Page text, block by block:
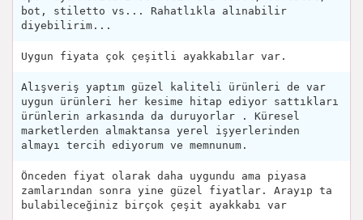
bot, stiletto vs... Rahatlıkla alınabilir
diyebilirim...
Uygun fiyata çok çeşitli ayakkabılar var.
Alışveriş yaptım güzel kaliteli ürünleri de var
uygun ürünleri her kesime hitap ediyor sattıkları
ürünlerin arkasında da duruyorlar . Küresel
marketlerden almaktansa yerel işyerlerinden
almayı tercih ediyorum ve memnunum.
Önceden fiyat olarak daha uygundu ama piyasa
zamlarından sonra yine güzel fiyatlar. Arayıp ta
bulabileceğiniz birçok çeşit ayakkabı var